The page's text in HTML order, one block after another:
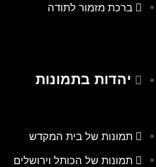
ברכת מזמור לתודה
יהדות בתמונות
תמונות של בית המקדש
תמונות של הכותל וירושלים